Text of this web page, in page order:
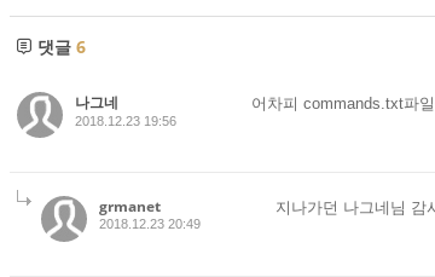
댓글 6
나그네
2018.12.23 19:56
어차피 commands.txt파
grmanet
2018.12.23 20:49
지나가던 나그네님 감